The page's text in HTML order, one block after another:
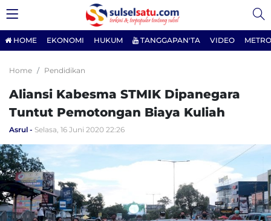
HOME EKONOMI HUKUM TANGGAPAN'TA VIDEO
Home Pendidikan
Aliansi Kabesma STMIK Dipanegara
Tuntut Pemotongan Biaya Kuliah
Asrul Selasa, 16 Juni 2020 22:26